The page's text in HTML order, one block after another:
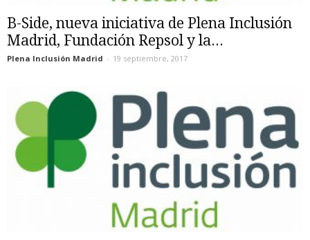
B-Side, nueva iniciativa de Plena Inclusión
Madrid, Fundación Repsol y la...
Plena Inclusión Madrid - 19 septiembre, 2017